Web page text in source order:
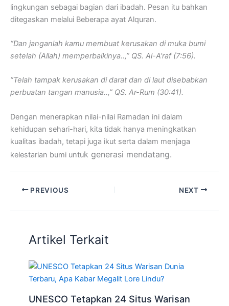
lingkungan sebagai bagian dari ibadah. Pesan itu bahkan
ditegaskan melalui Beberapa ayat Alquran.
“Dan janganlah kamu membuat kerusakan di muka bumi
setelah (Allah) memperbaikinya..,” QS. Al-A’raf (7:56).
“Telah tampak kerusakan di darat dan di laut disebabkan
perbuatan tangan manusia..,” QS. Ar-Rum (30:41).
Dengan menerapkan nilai-nilai Ramadan ini dalam
kehidupan sehari-hari, kita tidak hanya meningkatkan
kualitas ibadah, tetapi juga ikut serta dalam menjaga
kelestarian bumi untuk generasi mendatang.
PREVIOUS NEXT
Artikel Terkait
UNESCO Tetapkan 24 Situs Warisan